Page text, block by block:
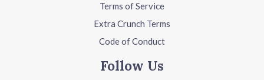
Terms of Service
Extra Crunch Terms
Code of Conduct
Follow Us